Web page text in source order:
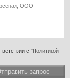
с "Политикой
запрос